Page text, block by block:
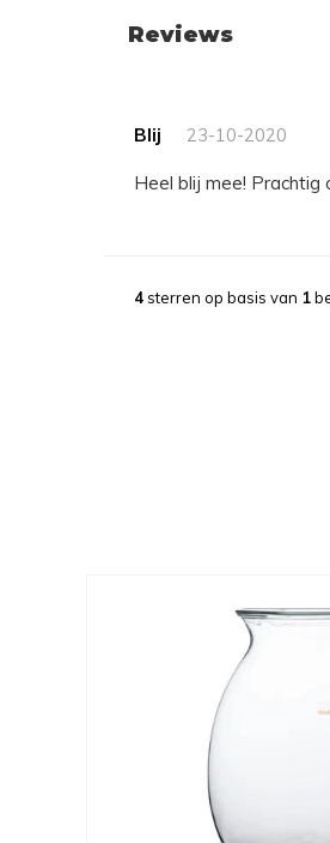
Reviews
Blij 23-10-2020
heel blij mee! Prachtig
4sterren op basis van 1